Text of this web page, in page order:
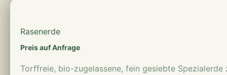
Rasenerde
Preis auf Anfrage
Torffreie, bio-zugelassene, fein gesiebte Spezialerde